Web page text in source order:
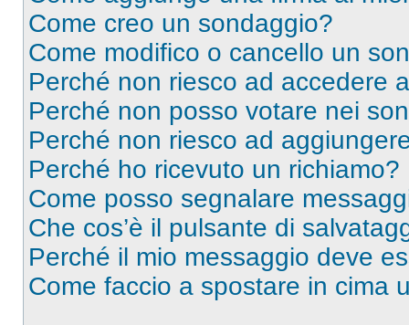
Come creo un sondaggio?
Come modifico o cancello un
Perché non riesco ad accedere
Perché non posso votare nei
Perché non riesco ad
Perché ho ricevuto un richiamo?
Come posso segnalare
Che cos’è il pulsante di
Perché il mio messaggio deve
Come faccio a spostare in cima